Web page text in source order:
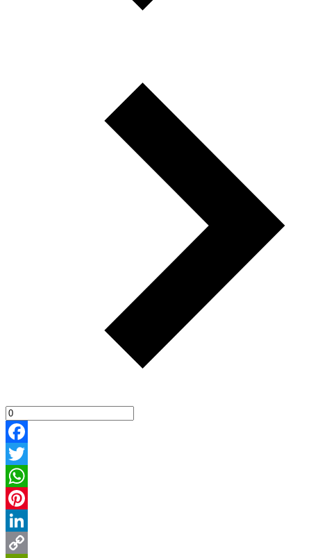
Facebook
Twitter
WhatsApp
Pinterest
LinkedIn